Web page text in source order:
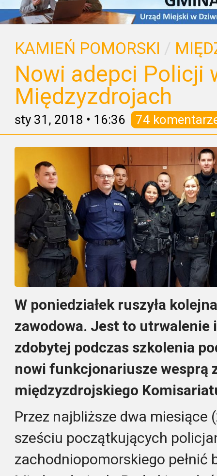
KAMIEŃ POMORSKI /
Nowi adepci Policji
Międzyzdrojach
sty 31, 2018 • 16:36 74
W poniedziałek ruszyła
zawodowa. Jest to utrwalenie
zdobytej podczas szkolenia
nowi funkcjonariusze wesprą
międzyzdrojskiego
Przez najbliższe dwa miesiące
sześciu początkujących
zachodniopomorskiego pełnić